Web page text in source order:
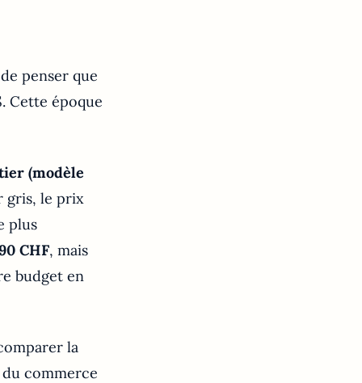
penser que
Cette époque
(modèle
gris, le prix
plus
CHF, mais
budget en
la
commerce